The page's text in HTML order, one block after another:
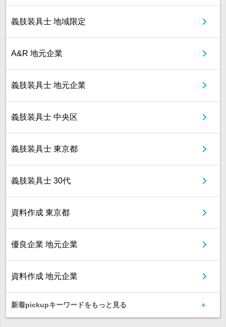
義肢装具士 地域限定
A&R 地元企業
義肢装具士 地元企業
義肢装具士 中央区
義肢装具士 東京都
義肢装具士 30代
資料作成 東京都
優良企業 地元企業
資料作成 地元企業
新着pickupキーワードをもっと見る